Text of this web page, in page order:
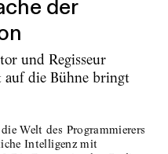
der
und Regisseur
auf die Bühne bringt
Welt des Programmierers
Intelligenz mit